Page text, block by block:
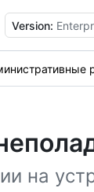
Version:
на